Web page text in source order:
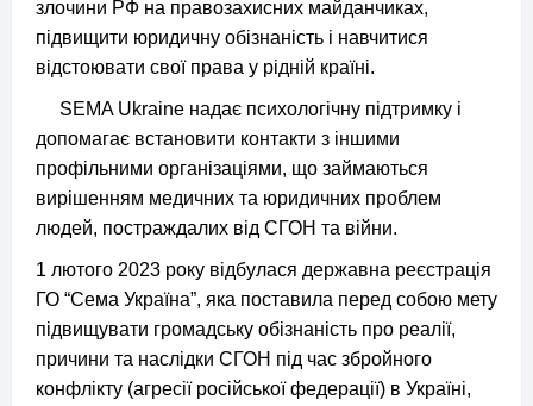
злочини РФ на правозахисних майданчиках,
підвищити юридичну обізнаність і навчитися
відстоювати свої права у рідній країні.
SEMA Ukraine надає психологічну підтримку і
допомагає встановити контакти з іншими
профільними організаціями, що займаються
вирішенням медичних та юридичних проблем
людей, постраждалих від СГОН та війни.
1 лютого 2023 року відбулася державна реєстрація
ГО “Сема Україна”, яка поставила перед собою мету
підвищувати громадську обізнаність про реалії,
причини та наслідки СГОН під час збройного
конфлікту (агресії російської федерації) в Україні,